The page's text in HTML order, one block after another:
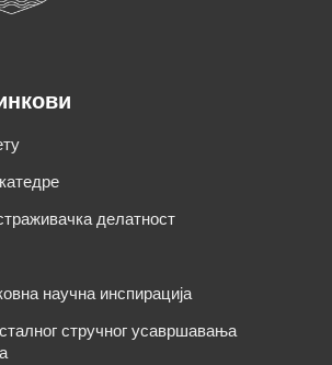
делатност
научна инспирација
стручног усавршавања